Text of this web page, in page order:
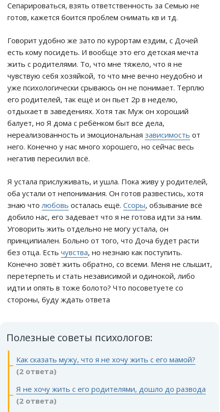
Сепарироваться, взять ответственность за Семью не
готов, кажется боится проблем снимать кв и тд.
Говорит удобно же зато по курортам ездим, с Дочей
есть кому посидеть. И вообще это его детская мечта
жить с родителями. То, что мне тяжело, что я не
чувствую себя хозяйкой, то что мне вечно неудобно и
уже психологически срываюсь он не понимает. Терплю
его родителей, так ещё и он пьет 2р в неделю,
отдыхает в заведениях. Хотя так Муж он хороший
балует, но Я дома с ребёнком быт все дела,
нереализованность и эмоциональная зависимость от
него. Конечно у нас много хорошего, но сейчас весь
негатив пересилил всё.
Я устала прислуживать, и ушла. Пока живу у родителей,
оба устали от непонимания. Он готов развестись, хотя
знаю чтолюбовь осталась ещё. Ссоры, обзывание всё
добило нас, его задевает что я не готова идти за ним.
Уговорить жить отдельно не могу устала, он
принципиален. Больно от того, что Доча будет расти
без отца. Есть чувства, но незнаю как поступить.
Конечно зовёт жить обратно, со всеми. Меня не слышит,
перетерпеть и стать независимой и одинокой, либо
идти и опять в тоже болото? Что посоветуете со
стороны, буду ждать ответа
Полезные советы психологов:
Как сказать мужу, что я не хочу жить с его мамой?
(2 ответа)
Я не хочу жить с его родителями, дошло до развода
(2 ответа)